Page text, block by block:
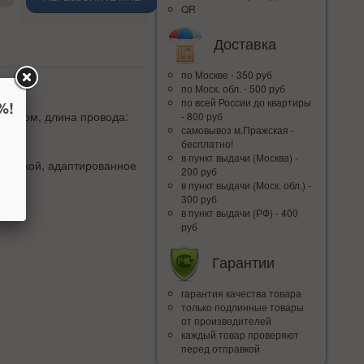
длина провода:
адаптированное
QR
Доставка
по Москве - 350 руб
по Моск. обл. - 500 руб
по всей Росcии до квартиры
- 800 руб
самовывоз м.Пражская -
бесплатно!
в пункт выдачи (Москва) -
200 руб
в пункт выдачи (Моск. обл.) -
300 руб
в пункт выдачи (РФ) - 400
руб
Гарантии
гарантия качества товара
только подлинные товары
от производителей
каждый товар проверяют
перед отправкой